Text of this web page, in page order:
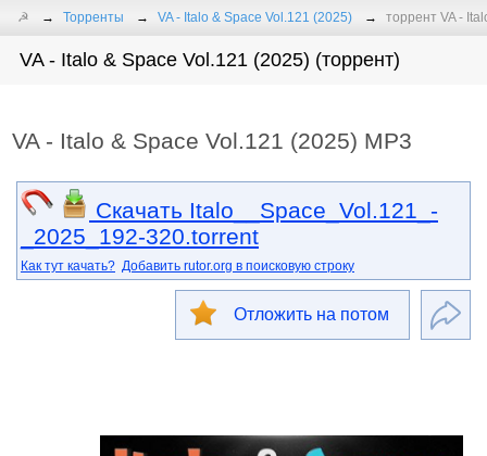
☭ Торренты VA - Italo & Space Vol.121 (2025) торрент VA -
VA - Italo & Space Vol.121 (2025) (торрент)
VA - Italo & Space Vol.121 (2025) MP3
Скачать Italo__Space_Vol.121_-
_2025_192-320.torrent
Как тут качать? Добавить rutor.org в поисковую строку
Отложить на потом